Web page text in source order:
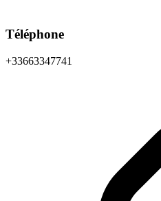
Téléphone
+33663347741